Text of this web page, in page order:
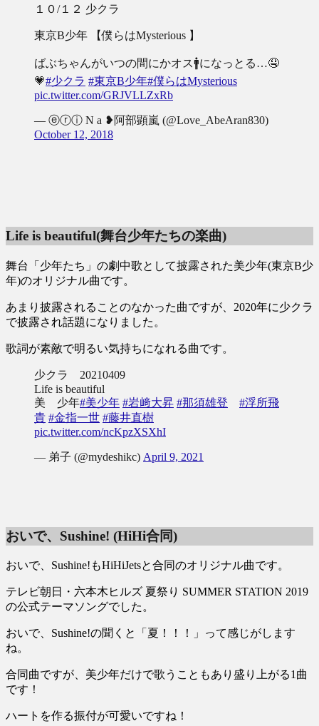
１０/１２ 少クラ
東京B少年 【僕らはMysterious 】
ばぶちゃんがいつの間にかオス🚹になっとる…🤤
💗#少クラ #東京B少年#僕らはMysterious
pic.twitter.com/GRJVLLZxRb
— ⓔⓡⓘ N a ❥阿部顕嵐 (@Love_AbeAran830)
October 12, 2018
Life is beautiful(舞台少年たちの楽曲)
舞台「少年たち」の劇中歌として披露された美少年(東京B少
年)のオリジナル曲です。
あまり披露されることのなかった曲ですが、2020年に少クラ
で披露され話題になりました。
歌詞が素敵で明るい気持ちになれる曲です。
少クラ 20210409
Life is beautiful
美 少年#美少年 #岩﨑大昇 #那須雄登
#浮所飛
貴 #金指一世 #藤井直樹
pic.twitter.com/ncKpzXSXhI
— 弟子 (@mydeshikc) April 9, 2021
おいで、Sushine! (HiHi合同)
おいで、Sushine!もHiHiJetsと合同のオリジナル曲です。
テレビ朝日・六本木ヒルズ 夏祭り SUMMER STATION 2019
の公式テーマソングでした。
おいで、Sushine!の聞くと「夏！！！」って感じがします
ね。
合同曲ですが、美少年だけで歌うこともあり盛り上がる1曲
です！
ハートを作る振付が可愛いですね！